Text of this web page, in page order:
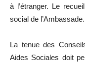
à l’étranger. Le
social de l’Ambassade.
La tenue des
Aides Sociales doit